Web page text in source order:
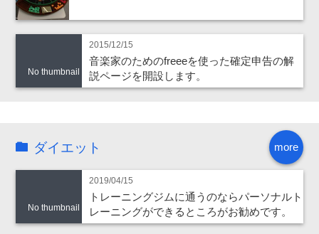
No thumbnail
2015/12/15
音楽家のためのfreeeを使った確定申告の解
説ページを開設します。
more
ダイエット
No thumbnail
2019/04/15
トレーニングジムに通うのならパーソナルト
レーニングができるところがお勧めです。